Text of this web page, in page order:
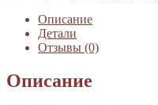
Описание
Детали
Отзывы (0)
Описание